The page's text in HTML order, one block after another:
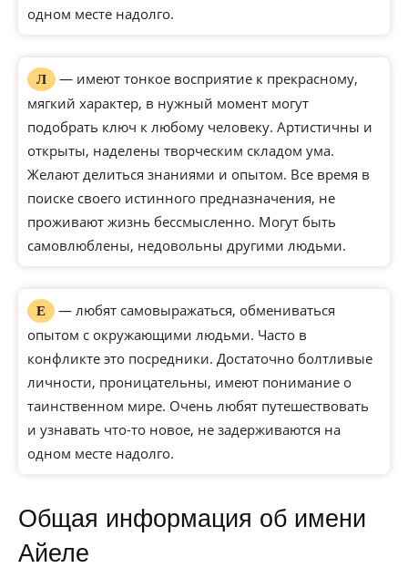
одном месте надолго.
Л
— имеют тонкое восприятие к прекрасному,
мягкий характер, в нужный момент могут
подобрать ключ к любому человеку. Артистичны и
открыты, наделены творческим складом ума.
Желают делиться знаниями и опытом. Все время в
поиске своего истинного предназначения, не
проживают жизнь бессмысленно. Могут быть
самовлюблены, недовольны другими людьми.
Е
— любят самовыражаться, обмениваться
опытом с окружающими людьми. Часто в
конфликте это посредники. Достаточно болтливые
личности, проницательны, имеют понимание о
таинственном мире. Очень любят путешествовать
и узнавать что-то новое, не задерживаются на
одном месте надолго.
Общая информация об имени
Айеле